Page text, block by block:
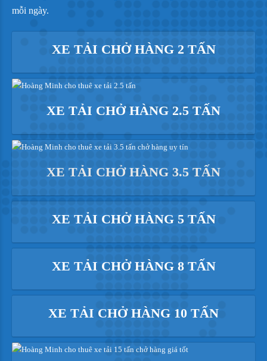
mỗi ngày.
XE TẢI CHỞ HÀNG 2 TẤN
XE TẢI CHỞ HÀNG 2.5 TẤN
XE TẢI CHỞ HÀNG 3.5 TẤN
XE TẢI CHỞ HÀNG 5 TẤN
XE TẢI CHỞ HÀNG 8 TẤN
XE TẢI CHỞ HÀNG 10 TẤN